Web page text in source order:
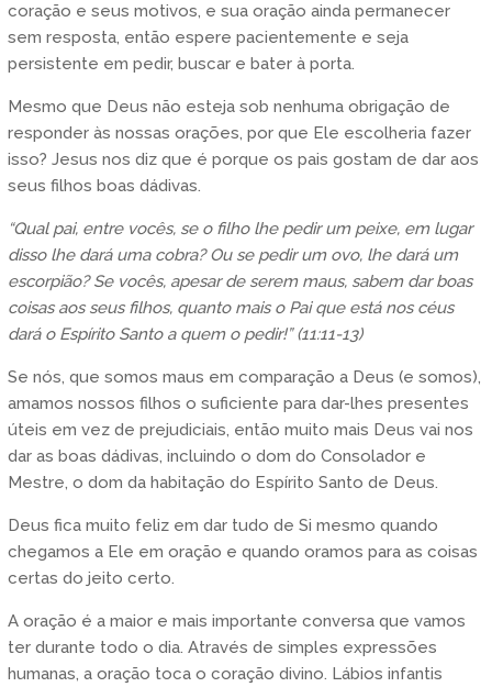
coração e seus motivos, e sua oração ainda permanecer
sem resposta, então espere pacientemente e seja
persistente em pedir, buscar e bater à porta.
Mesmo que Deus não esteja sob nenhuma obrigação de
responder às nossas orações, por que Ele escolheria fazer
isso? Jesus nos diz que é porque os pais gostam de dar aos
seus filhos boas dádivas.
“Qual pai, entre vocês, se o filho lhe pedir um peixe, em lugar
disso lhe dará uma cobra? Ou se pedir um ovo, lhe dará um
escorpião? Se vocês, apesar de serem maus, sabem dar boas
coisas aos seus filhos, quanto mais o Pai que está nos céus
dará o Espírito Santo a quem o pedir!” (11:11-13)
Se nós, que somos maus em comparação a Deus (e somos),
amamos nossos filhos o suficiente para dar-lhes presentes
úteis em vez de prejudiciais, então muito mais Deus vai nos
dar as boas dádivas, incluindo o dom do Consolador e
Mestre, o dom da habitação do Espírito Santo de Deus.
Deus fica muito feliz em dar tudo de Si mesmo quando
chegamos a Ele em oração e quando oramos para as coisas
certas do jeito certo.
A oração é a maior e mais importante conversa que vamos
ter durante todo o dia. Através de simples expressões
humanas, a oração toca o coração divino. Lábios infantis